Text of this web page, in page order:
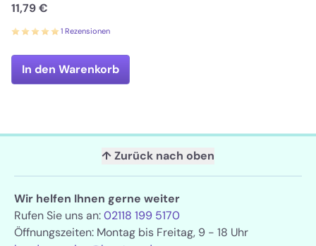
11,79 €
1 Rezensionen
In den Warenkorb
↑ Zurück nach oben
Wir helfen Ihnen gerne weiter
Rufen Sie uns an:02118 199 5170
Öffnungszeiten: Montag bis Freitag, 9 - 18 Uhr